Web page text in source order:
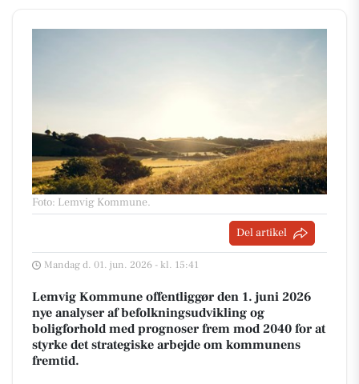
Foto: Lemvig Kommune.
Del artikel
Mandag d. 01. jun. 2026 - kl. 15:41
Lemvig Kommune offentliggør den 1. juni 2026
nye analyser af befolkningsudvikling og
boligforhold med prognoser frem mod 2040 for at
styrke det strategiske arbejde om kommunens
fremtid.